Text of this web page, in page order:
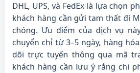
DHL, UPS, và FedEx là lựa chọn
khách hàng cần gửi tam thất đi
chóng. Ưu điểm của dịch vụ
chuyển chỉ từ 3–5 ngày, hàng
dõi trực tuyến thông qua mã
khách hàng cần lưu ý rằng chi